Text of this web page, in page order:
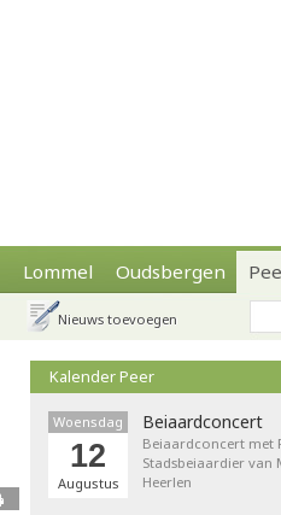
Lommel Oudsbergen
Nieuws toevoegen
Kalender Peer
Woensdag
12
Augustus
Beiaardconcert
Beiaardconcert met
Stadsbeiaardier van
Heerlen